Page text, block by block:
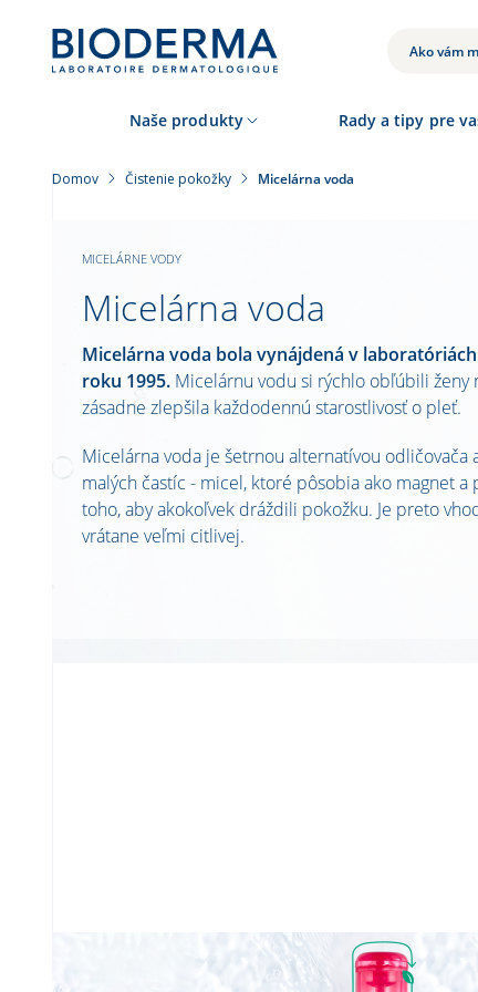
VYHĽADÁVANIE
Naše produkty Rady a tipy pre
Domov Čistenie pokožky Micelárna voda
MICELÁRNE VODY
Micelárna voda
Micelárna voda bola vynájdená v
roku 1995. Micelárnu vodu si rýchlo obľúbili ženy
zásadne zlepšila každodennú starostlivosť o pleť.
Micelárna voda je šetrnou alternatívou odličovača
malých častíc - micel, ktoré pôsobia ako magnet
toho, aby akokoľvek dráždili pokožku. Je preto
vrátane veľmi citlivej.